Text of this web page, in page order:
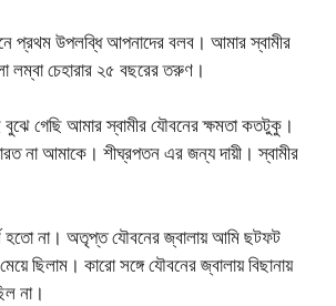
প্রথম উপলব্ধি আপনাদের বলব। আমার স্বামীর
লম্বা চেহারার ২৫ বছরের তরুণ।
গেছি আমার স্বামীর যৌবনের ক্ষমতা কতটুকু।
না আমাকে। শীঘ্রপতন এর জন্য দায়ী। স্বামীর
হতো না। অতৃপ্ত যৌবনের জ্বালায় আমি ছটফট
ছিলাম। কারো সঙ্গে যৌবনের জ্বালায় বিছানায়
না।